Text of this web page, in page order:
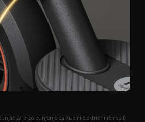
za brzo punjenje za Xiaomi električni romobil)